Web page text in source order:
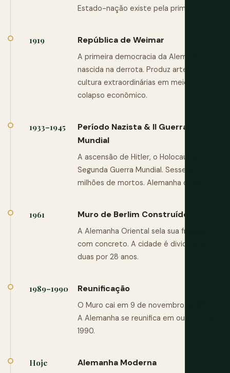
Estado-nação existe pela primeira vez.
1919 República de Weimar
A primeira democracia da Alemanha,
nascida na derrota. Produz arte e
cultura extraordinárias em meio ao
colapso econômico.
1933–1945
Período Nazista & II Guerra
Mundial
A ascensão de Hitler, o Holocausto e a
Segunda Guerra Mundial. Sessenta
milhões de mortos. Alemanha dividida.
1961 Muro de Berlim Construído
A Alemanha Oriental sela sua fronteira
com concreto. A cidade é dividida em
duas por 28 anos.
1989–1990 Reunificação
O Muro cai em 9 de novembro de 1989.
A Alemanha se reunifica em outubro de
1990.
Hoje Alemanha Moderna